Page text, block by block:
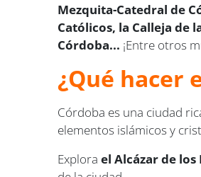
Mezquita-Catedral de
Católicos, la Calleja de
Córdoba... ¡Entre otros
¿Qué hacer
Córdoba es una ciudad
elementos islámicos y
Explora el Alcázar de los